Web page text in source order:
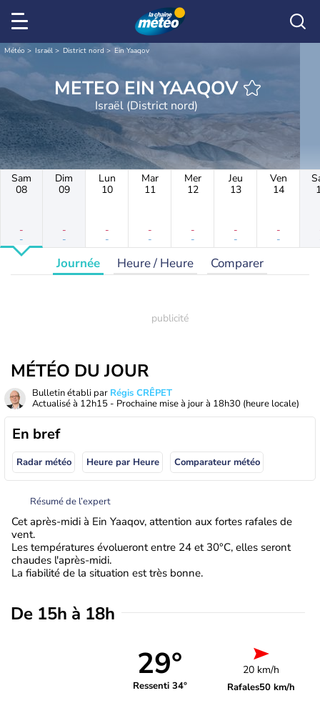
Météo Israël District nord Ein Yaaqov
METEO EIN YAAQOV
Israël (District nord)
Sam
08
-
-
Dim
09
-
-
Lun
10
-
-
Mar
11
-
-
Mer
12
-
-
Jeu
13
-
-
Ven
14
-
-
Journée Heure / Heure Comparer
MÉTÉO DU JOUR
Bulletin établi par Régis CRÊPET
Actualisé à 12h15 - Prochaine mise à jour à 18h30 (heure locale)
En bref
Radar météo Heure par Heure Comparateur météo
Résumé de l’expert
Cet après-midi à Ein Yaaqov, attention aux fortes rafales de
vent.
Les températures évolueront entre 24 et 30°C, elles seront
chaudes l'après-midi.
La fiabilité de la situation est très bonne.
De 15h à 18h
29°
Ressenti 34°
20 km/h
Rafales50 km/h